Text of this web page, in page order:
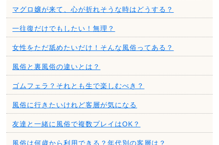
マグロ嬢が来て、心が折れそうな時はどうする？
一往復だけでもしたい！無理？
女性をただ舐めたいだけ！そんな風俗ってある？
風俗と裏風俗の違いとは？
ゴムフェラ？それとも生で楽しむべき？
風俗に行きたいけれど客層が気になる
友達と一緒に風俗で複数プレイはOK？
風俗は何歳から利用できる？年代別の客層は？